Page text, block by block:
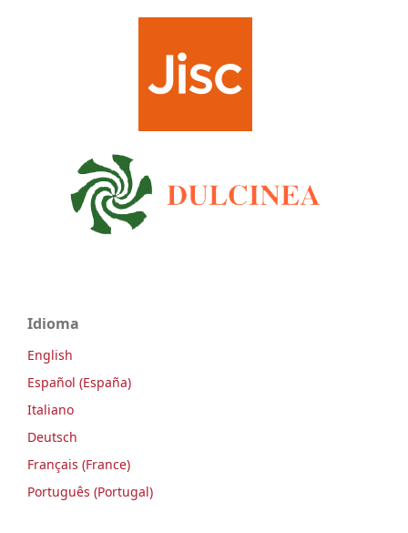
Idioma
English
Español (España)
Italiano
Deutsch
Français (France)
Português (Portugal)